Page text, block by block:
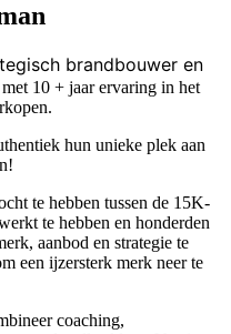
brandbouwer en
met 10 + jaar ervaring in het
hun unieke plek aan
te hebben tussen de 15K-
te hebben en honderden
aanbod en strategie te
een ijzersterk merk neer te
coaching,